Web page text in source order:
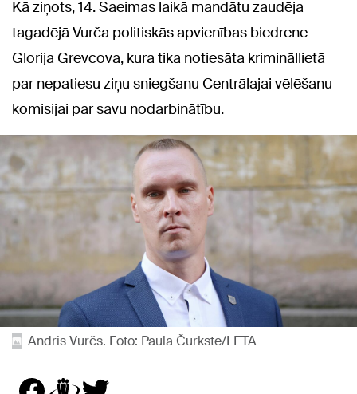
Kā ziņots, 14. Saeimas laikā mandātu zaudēja
tagadējā Vurča politiskās apvienības biedrene
Glorija Grevcova, kura tika notiesāta krimināllietā
par nepatiesu ziņu sniegšanu Centrālajai vēlēšanu
komisijai par savu nodarbinātību.
Andris Vurčs. Foto: Paula Čurkste/LETA